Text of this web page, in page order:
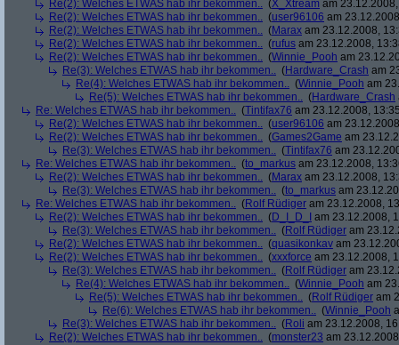
Re(2): Welches ETWAS hab ihr bekommen.. (X_Xtream am
Re(2): Welches ETWAS hab ihr bekommen.. (user96106 am
Re(2): Welches ETWAS hab ihr bekommen.. (Marax am 23.12.2008,
Re(2): Welches ETWAS hab ihr bekommen.. (rufus am 23.12.2008,
Re(2): Welches ETWAS hab ihr bekommen.. (Winnie_Pooh am
Re(3): Welches ETWAS hab ihr bekommen.. (Hardware_Crash am
Re(4): Welches ETWAS hab ihr bekommen.. (Winnie_Pooh am
Re(5): Welches ETWAS hab ihr bekommen.. (Hardware_Crash
Re: Welches ETWAS hab ihr bekommen.. (Tintifax76 am 23.12.2008,
Re(2): Welches ETWAS hab ihr bekommen.. (user96106 am
Re(2): Welches ETWAS hab ihr bekommen.. (Games2Game am
Re(3): Welches ETWAS hab ihr bekommen.. (Tintifax76 am
Re: Welches ETWAS hab ihr bekommen.. (to_markus am 23.12.2008,
Re(2): Welches ETWAS hab ihr bekommen.. (Marax am 23.12.2008,
Re(3): Welches ETWAS hab ihr bekommen.. (to_markus am
Re: Welches ETWAS hab ihr bekommen.. (Rolf Rüdiger am 23.12.2008,
Re(2): Welches ETWAS hab ihr bekommen.. (D_I_D_I
am 23.12.2008,
Re(3): Welches ETWAS hab ihr bekommen.. (Rolf Rüdiger am
Re(2): Welches ETWAS hab ihr bekommen.. (quasikonkav am
Re(2): Welches ETWAS hab ihr bekommen.. (xxxforce am 23.12.2008,
Re(3): Welches ETWAS hab ihr bekommen.. (Rolf Rüdiger am
Re(4): Welches ETWAS hab ihr bekommen.. (Winnie_Pooh am
Re(5): Welches ETWAS hab ihr bekommen.. (Rolf Rüdiger am
Re(6): Welches ETWAS hab ihr bekommen.. (Winnie_Pooh
Re(3): Welches ETWAS hab ihr bekommen.. (Roli am 23.12.2008,
Re(2): Welches ETWAS hab ihr bekommen.. (monster23 am